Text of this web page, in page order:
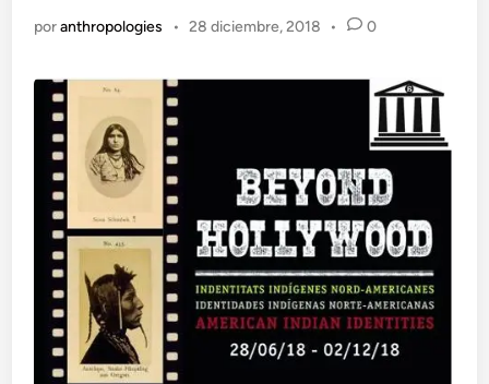
poranthropologies • 28 diciembre, 2018 • 0